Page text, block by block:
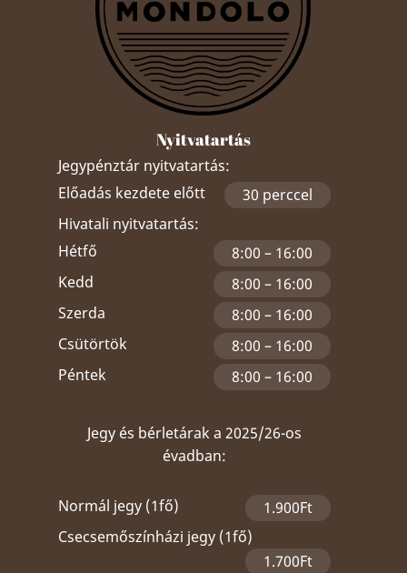
Nyitvatartás
Jegypénztár nyitvatartás:
Előadás kezdete előtt
30 perccel
Hivatali nyitvatartás:
Hétfő
8:00 – 16:00
Kedd
8:00 – 16:00
Szerda
8:00 – 16:00
Csütörtök
8:00 – 16:00
Péntek
8:00 – 16:00
Jegy és bérletárak a 2025/26-os
évadban:
Normál jegy (1fő)
1.900Ft
Csecsemőszínházi jegy (1fő)
1.700Ft